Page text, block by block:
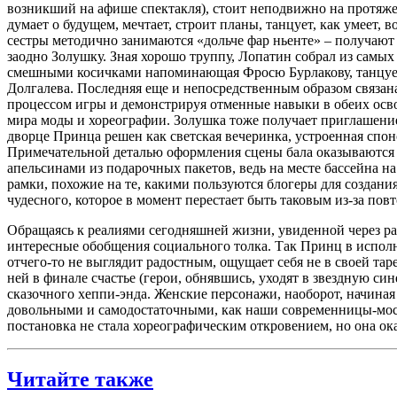
возникший на афише спектакля), стоит неподвижно на
думает о будущем, мечтает, строит планы, танцует, как умеет,
сестры методично занимаются «дольче фар ньенте» –
заодно Золушку. Зная хорошо труппу, Лопатин собрал из
смешными косичками напоминающая Фросю Бурлакову,
Долгалева. Последняя еще и непосредственным образом
процессом игры и демонстрируя отменные навыки в обеих
мира моды и хореографии. Золушка тоже получает
дворце Принца решен как светская вечеринка, устроенная
Примечательной деталью оформления сцены бала
апельсинами из подарочных пакетов, ведь на месте бассейна
рамки, похожие на те, какими пользуются блогеры для
чудесного, которое в момент перестает быть таковым из-за
Обращаясь к реалиями сегодняшней жизни, увиденной через
интересные обобщения социального толка. Так Принц в
отчего-то не выглядит радостным, ощущает себя не в своей
ней в финале счастье (герои, обнявшись, уходят в звездную
сказочного хеппи-энда. Женские персонажи, наоборот,
довольными и самодостаточными, как наши современницы-
постановка не стала хореографическим откровением, но она
Читайте также